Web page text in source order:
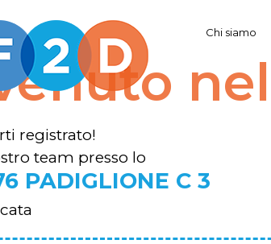
Chi siamo
registrato!
team presso lo
PADIGLIONE C 3